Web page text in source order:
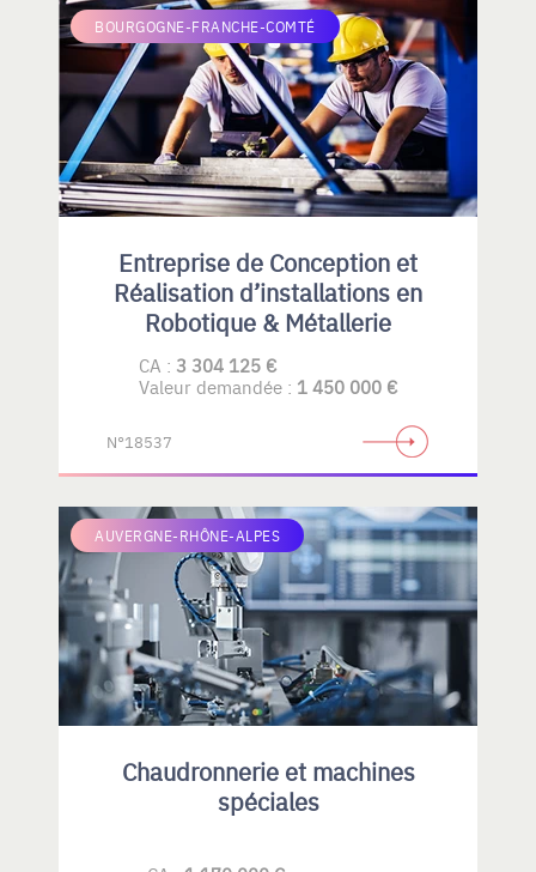
BOURGOGNE-FRANCHE-COMTÉ
Entreprise de Conception et
Réalisation d’installations en
Robotique & Métallerie
CA : 3 304 125 €
Valeur demandée : 1 450 000 €
N°18537
AUVERGNE-RHÔNE-ALPES
Chaudronnerie et machines
spéciales